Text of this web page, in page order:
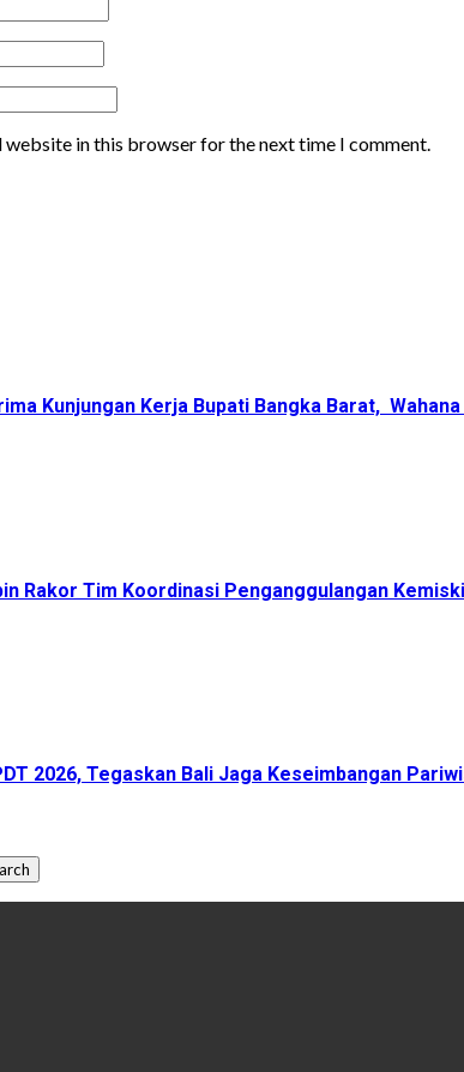
website in this browser for the next time I comment.
Kunjungan Kerja Bupati Bangka Barat,
Rakor Tim Koordinasi Penganggulangan
2026, Tegaskan Bali Jaga Keseimbangan